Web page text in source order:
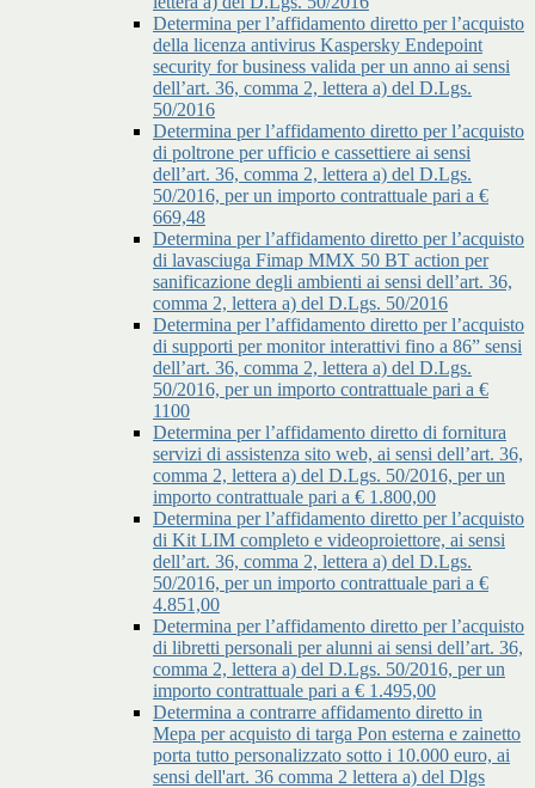
Determina per l’affidamento diretto per l’acquisto
della licenza antivirus Kaspersky Endepoint
security for business valida per un anno ai sensi
dell’art. 36, comma 2, lettera a) del D.Lgs.
50/2016
Determina per l’affidamento diretto per l’acquisto
di poltrone per ufficio e cassettiere ai sensi
dell’art. 36, comma 2, lettera a) del D.Lgs.
50/2016, per un importo contrattuale pari a €
669,48
Determina per l’affidamento diretto per l’acquisto
di lavasciuga Fimap MMX 50 BT action per
sanificazione degli ambienti ai sensi dell’art. 36,
comma 2, lettera a) del D.Lgs. 50/2016
Determina per l’affidamento diretto per l’acquisto
di supporti per monitor interattivi fino a 86” sensi
dell’art. 36, comma 2, lettera a) del D.Lgs.
50/2016, per un importo contrattuale pari a €
1100
Determina per l’affidamento diretto di fornitura
servizi di assistenza sito web, ai sensi dell’art. 36,
comma 2, lettera a) del D.Lgs. 50/2016, per un
importo contrattuale pari a € 1.800,00
Determina per l’affidamento diretto per l’acquisto
di Kit LIM completo e videoproiettore, ai sensi
dell’art. 36, comma 2, lettera a) del D.Lgs.
50/2016, per un importo contrattuale pari a €
4.851,00
Determina per l’affidamento diretto per l’acquisto
di libretti personali per alunni ai sensi dell’art. 36,
comma 2, lettera a) del D.Lgs. 50/2016, per un
importo contrattuale pari a € 1.495,00
Determina a contrarre affidamento diretto in
Mepa per acquisto di targa Pon esterna e zainetto
porta tutto personalizzato sotto i 10.000 euro, ai
sensi dell'art. 36 comma 2 lettera a) del Dlgs